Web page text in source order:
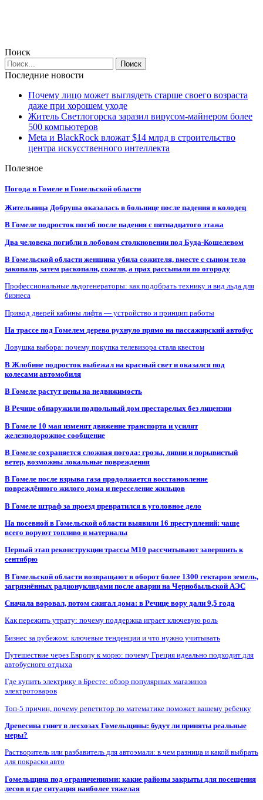
Поиск
Последние новости
Почему лицо может выглядеть старше своего возраста
даже при хорошем уходе
Житель Светлогорска заразил вирусом-майнером более
500 компьютеров
Meta и BlackRock вложат $14 млрд в строительство
центра искусственного интеллекта
Полезное
Погода в Гомеле и Гомельской области
Жительница Добруша оказалась в больнице после падения в колодец
В Гомеле подросток погиб после падения с пятнадцатого этажа
Два человека погибли в лобовом столкновении под Буда-Кошелевом
В Гомельской области женщина убила сожителя, вместе с сыном тело
закопали, затем раскопали, сожгли, а прах рассыпали по огороду
Профессиональные льдогенераторы: как подобрать технику и вид льда для
бизнеса
Привод дверей кабины лифта — устройство и принцип работы
На трассе под Гомелем дерево рухнуло прямо на пассажирский автобус
Ловушка выбора: почему покупка телевизора стала квестом
В Жлобине подросток выбежал на красный свет и оказался под
колесами автомобиля
В Гомеле растут цены на недвижимость
В Речице обнаружили подпольный дом престарелых без лицензии
В Гомеле 10 мая изменят движение транспорта и усилят
железнодорожное сообщение
В Гомеле сохраняется сложная погода: грозы, ливни и порывистый
ветер, возможны локальные повреждения
В Гомеле после взрыва газа продолжается восстановление
повреждённого жилого дома и переселение жильцов
В Гомеле штраф за проезд превратился в уголовное дело
На посевной в Гомельской области выявили 16 преступлений: чаще
всего воруют топливо и материалы
Первый этап реконструкции трассы М10 рассчитывают завершить к
сентябрю
В Гомельской области возвращают в оборот более 1300 гектаров земель,
загрязнённых радионуклидами после аварии на Чернобыльской АЭС
Сначала воровал, потом сжигал дома: в Речице вору дали 9,5 года
Как пережить утрату: почему поддержка играет ключевую роль
Бизнес за рубежом: ключевые тенденции и что нужно учитывать
Путешествие через Европу к морю: почему Греция идеально подходит для
автобусного отдыха
Где купить электрику в Бресте: обзор популярных магазинов
электротоваров
Топ-5 причин, почему репетитор по математике поможет вашему ребенку
Древесина гниет в лесхозах Гомельщины: будут ли приняты реальные
меры?
Растворитель или разбавитель для автоэмали: в чем разница и какой выбрать
для покраски авто
Гомельщина под ограничениями: какие районы закрыты для посещения
лесов и где ситуация наиболее тяжелая